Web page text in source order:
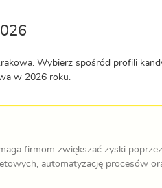
Wybierz spośród profili
w 2026 roku.
firmom zwiększać zyski poprzez
automatyzację procesów